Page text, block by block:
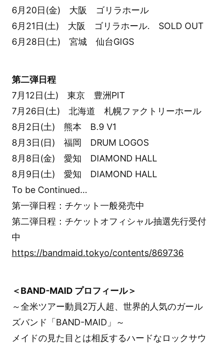
6月20日(金) 大阪 ゴリラホール
6月21日(土) 大阪 ゴリラホール. SOLD OUT
6月28日(土) 宮城 仙台GIGS
第二弾日程
7月12日(土) 東京 豊洲PIT
7月26日(土) 北海道 札幌ファクトリーホール
8月2日(土) 熊本 B.9 V1
8月3日(日) 福岡 DRUM LOGOS
8月8日(金) 愛知 DIAMOND HALL
8月9日(土) 愛知 DIAMOND HALL
To be Continued…
第一弾日程：チケット一般発売中
第二弾日程：チケットオフィシャル抽選先行受付
中
https://bandmaid.tokyo/contents/869736
＜BAND-MAID プロフィール＞
～全米ツアー動員2万人超、世界的人気のガール
ズバンド「BAND-MAID」～
メイドの見た目とは相反するハードなロックサウ